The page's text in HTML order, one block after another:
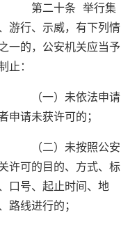
第二十条 举行集
游行、示威，有下列情
一的，公安机关应当予
止：
（一）未依法申请
申请未获许可的；
（二）未按照公安
许可的目的、方式、标
口号、起止时间、地
路线进行的；